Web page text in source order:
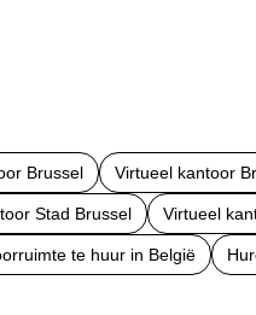
Brussel Virtueel kantoor
Stad Brussel Virtueel
te huur in België